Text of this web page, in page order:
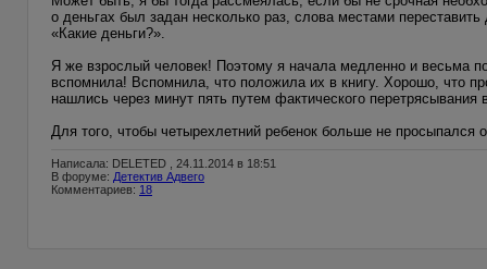
о деньгах был задан несколько раз, слова местами
«Какие деньги?».
Я же взрослый человек! Поэтому я начала медленно и весьма
вспомнила! Вспомнила, что положила их в книгу. Хорошо, что
нашлись через минут пять путем фактического перетрясывания
Для того, чтобы четырехлетний ребенок больше не просыпался
Написала: DELETED , 24.11.2014 в 18:51
В форуме: Детектив Адвего
Комментариев: 18